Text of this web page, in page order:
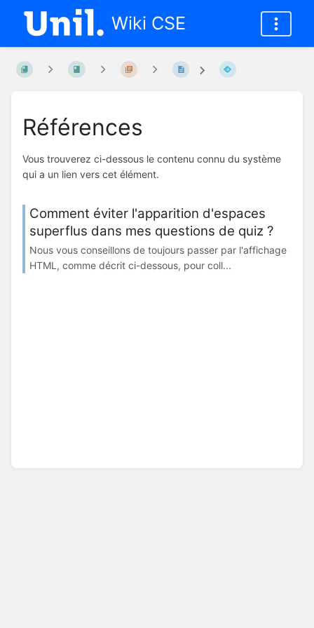
Wiki CSE
Références
Vous trouverez ci-dessous le contenu connu du système
qui a un lien vers cet élément.
Comment éviter l'apparition d'espaces
superflus dans mes questions de quiz ?
Nous vous conseillons de toujours passer par l'affichage
HTML, comme décrit ci-dessous, pour coll...